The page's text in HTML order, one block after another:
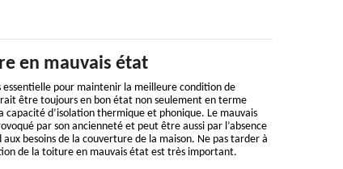
en mauvais état
pour maintenir la meilleure condition de
être toujours en bon état non seulement en terme
capacité d’isolation thermique et phonique. Le mauvais
par son ancienneté et peut être aussi par l’absence
besoins de la couverture de la maison. Ne pas tarder à
de la toiture en mauvais état est très important.